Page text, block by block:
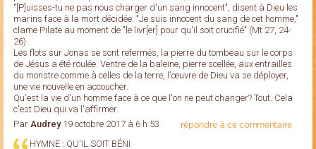
"[P]uisses-tu ne pas nous charger d'un sang innocent", disent à Dieu les
marins face à la mort décidée. "Je suis innocent du sang de cet homme,"
clame Pilate au moment de "le livr[er] pour qu'il soit crucifié" (Mt 27, 24-
26).
Les flots sur Jonas se sont refermés, la pierre du tombeau sur le corps
de Jésus a été roulée. Ventre de la baleine, pierre scellée, aux entrailles
du monstre comme à celles de la terre, l'œuvre de Dieu va se déployer,
une vie nouvelle en accoucher.
Qu'est la vie d'un homme face à ce que l'on ne peut changer? Tout. Cela
c'est Dieu qui va l'affirmer.
Par Audrey19 octobre 2017 à 6 h 53 répondre à ce commentaire
HYMNE : QU'IL SOIT BÉNI